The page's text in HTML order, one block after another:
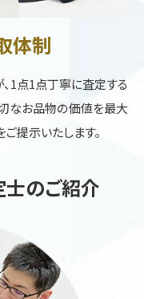
体制
1点1点丁寧に査定する
なお品物の価値を最大
提示いたします。
士のご紹介